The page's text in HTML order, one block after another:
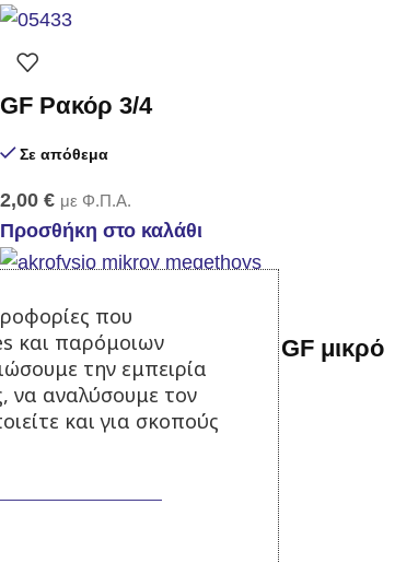
GF Ρακόρ 3/4
Σε απόθεμα
2,00 € με Φ.Π.Α.
Προσθήκη στο καλάθι
Ρυθμιζόμενο ακροφύσιο GF μικρό
Σε απόθεμα
που
και παρόμοιων
την εμπειρία
να αναλύσουμε τον
και για σκοπούς